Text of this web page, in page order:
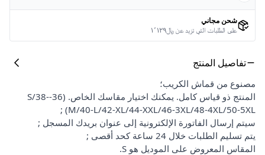
شحن مجاني
على الطلبات التي تزيد عن ﷼١٬١٢٩
تفاصيل المنتج
مصنوع من قماش الكريب؛
المنتج ذو قياس كامل. يمكنك اختيار مقاسك الخاص. (36-S/38-
M/40-L/42-XL/44-XXL/46-3XL/48-4XL/50-5XL) ;
سيتم إرسال الفاتورة الإلكترونية إلى عنوان بريدك المسجل ;
يتم تسليم الطلبات خلال 24 ساعة كحد أقصى ;
المقاس المعروض على الموديل هو S.